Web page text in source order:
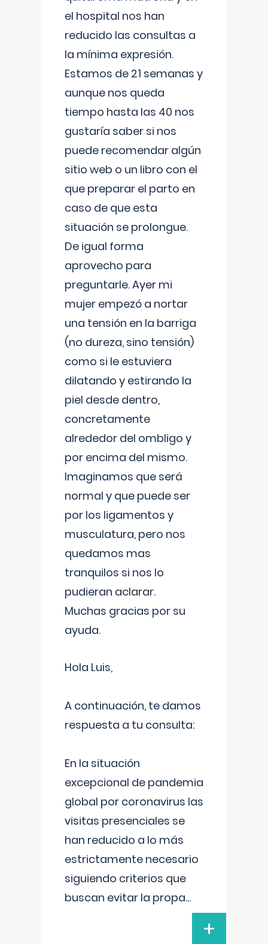
el hospital nos han
reducido las consultas a
la mínima expresión.
Estamos de 21 semanas y
aunque nos queda
tiempo hasta las 40 nos
gustaría saber si nos
puede recomendar algún
sitio web o un libro con el
que preparar el parto en
caso de que esta
situación se prolongue.
De igual forma
aprovecho para
preguntarle. Ayer mi
mujer empezó a nortar
una tensión en la barriga
(no dureza, sino tensión)
como si le estuviera
dilatando y estirando la
piel desde dentro,
concretamente
alrededor del ombligo y
por encima del mismo.
Imaginamos que será
normal y que puede ser
por los ligamentos y
musculatura, pero nos
quedamos mas
tranquilos si nos lo
pudieran aclarar.
Muchas gracias por su
ayuda.
Hola Luis,
A continuación, te damos
respuesta a tu consulta:
En la situación
excepcional de pandemia
global por coronavirus las
visitas presenciales se
han reducido a lo más
estrictamente necesario
siguiendo criterios que
buscan evitar la propa...
+